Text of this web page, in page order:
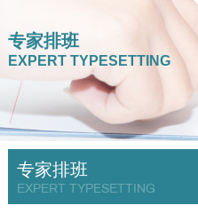
专家排班
EXPERT TYPESETTING
专家排班
EXPERT TYPESETTING